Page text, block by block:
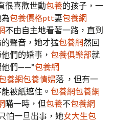
很喜歡世勳包養的孩子，一
為包養價格ptt妻包養網
不由自主地看著一路，直到
聲音，她才猛包養網然回
們的婚事， 包養俱樂部就
他們——”包養網
養網包養情婦落 ，但有一
被紙遮住。 包養網包養網
瞞一時，但包養不包養網
怕一旦出事，她女大生包